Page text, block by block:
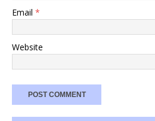
Email *
Website